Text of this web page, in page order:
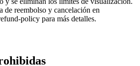
de reembolso y cancelación en
policy para más detalles.